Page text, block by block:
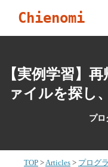
Chienomi
【実例学習】
ァイルを探し
プ
TOP Articles
プログ